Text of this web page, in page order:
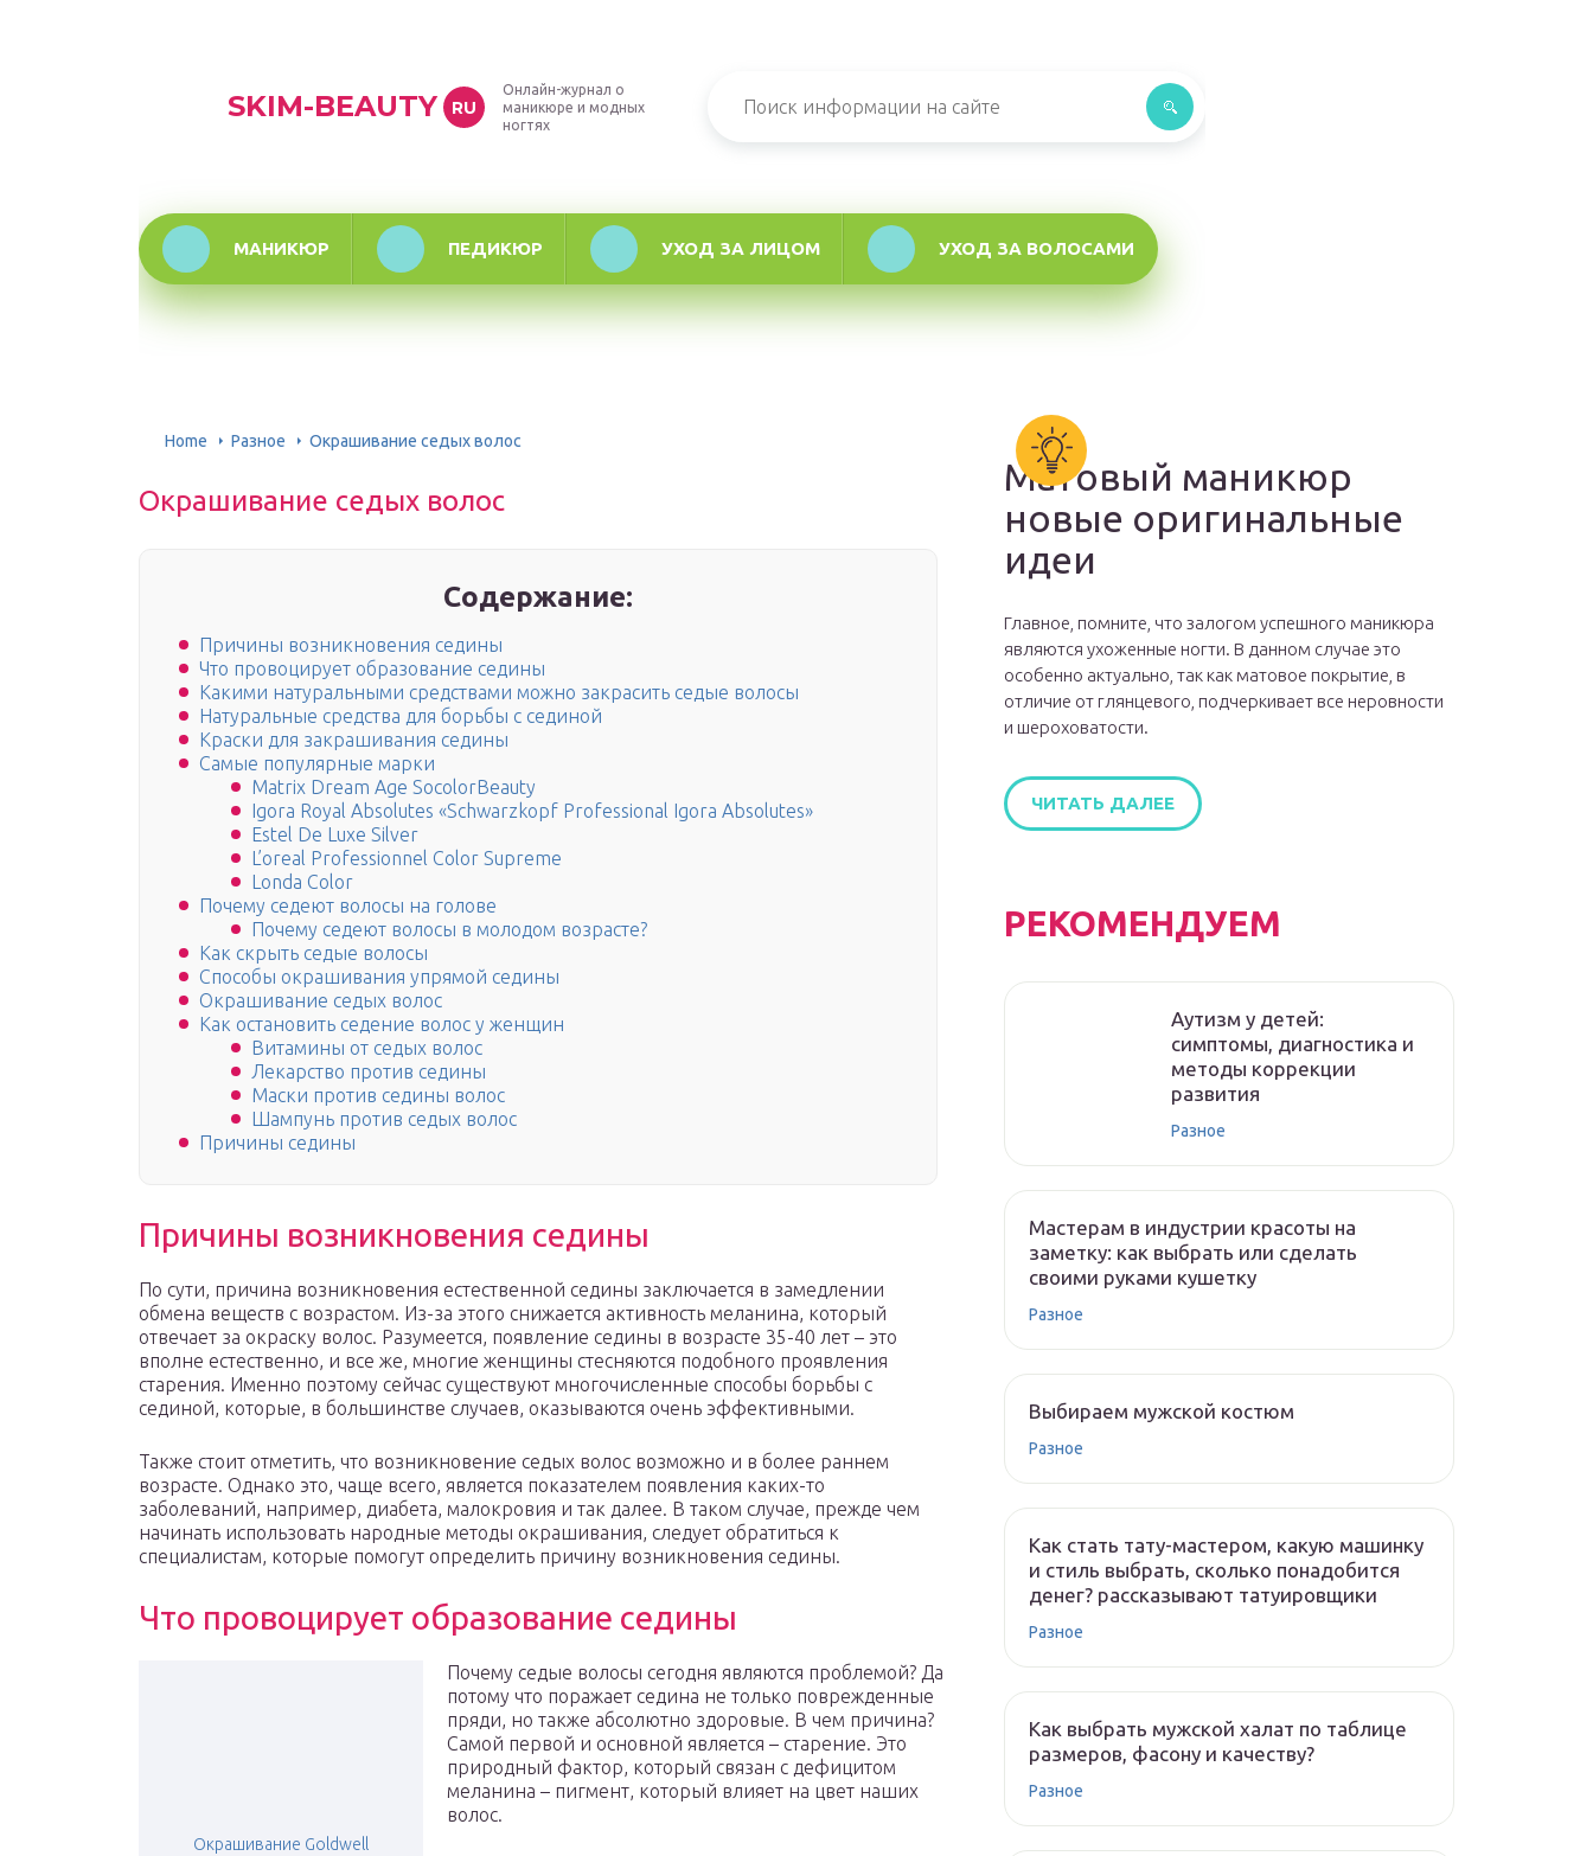
SKIM-BEAUTY RU
Онлайн-журнал о
маникюре и модных
ногтях
МАНИКЮР ПЕДИКЮР УХОД ЗА ЛИЦОМ УХОД ЗА ВОЛОСАМИ
Home Разное Окрашивание седых волос
Окрашивание седых волос
Содержание:
Причины возникновения седины
Что провоцирует образование седины
Какими натуральными средствами можно закрасить седые волосы
Натуральные средства для борьбы с сединой
Краски для закрашивания седины
Самые популярные марки
Matrix Dream Age SocolorBeauty
Igora Royal Absolutes «Schwarzkopf Professional Igora Absolutes»
Estel De Luxe Silver
L’oreal Professionnel Color Supreme
Londa Color
Почему седеют волосы на голове
Почему седеют волосы в молодом возрасте?
Как скрыть седые волосы
Способы окрашивания упрямой седины
Окрашивание седых волос
Как остановить седение волос у женщин
Витамины от седых волос
Лекарство против седины
Маски против седины волос
Шампунь против седых волос
Причины седины
Причины возникновения седины
По сути, причина возникновения естественной седины заключается в замедлении
обмена веществ с возрастом. Из-за этого снижается активность меланина, который
отвечает за окраску волос. Разумеется, появление седины в возрасте 35-40 лет – это
вполне естественно, и все же, многие женщины стесняются подобного проявления
старения. Именно поэтому сейчас существуют многочисленные способы борьбы с
сединой, которые, в большинстве случаев, оказываются очень эффективными.
Также стоит отметить, что возникновение седых волос возможно и в более раннем
возрасте. Однако это, чаще всего, является показателем появления каких-то
заболеваний, например, диабета, малокровия и так далее. В таком случае, прежде чем
начинать использовать народные методы окрашивания, следует обратиться к
специалистам, которые помогут определить причину возникновения седины.
Что провоцирует образование седины
Окрашивание Goldwell
Почему седые волосы сегодня являются проблемой? Да
потому что поражает седина не только поврежденные
пряди, но также абсолютно здоровые. В чем причина?
Самой первой и основной является – старение. Это
природный фактор, который связан с дефицитом
меланина – пигмент, который влияет на цвет наших
волос.
Матовый маникюр
новые оригинальные
идеи
Главное, помните, что залогом успешного маникюра
являются ухоженные ногти. В данном случае это
особенно актуально, так как матовое покрытие, в
отличие от глянцевого, подчеркивает все неровности
и шероховатости.
ЧИТАТЬ ДАЛЕЕ
РЕКОМЕНДУЕМ
Аутизм у детей:
симптомы, диагностика и
методы коррекции
развития
Разное
Мастерам в индустрии красоты на
заметку: как выбрать или сделать
своими руками кушетку
Разное
Выбираем мужской костюм
Разное
Как стать тату-мастером, какую машинку
и стиль выбрать, сколько понадобится
денег? рассказывают татуировщики
Разное
Как выбрать мужской халат по таблице
размеров, фасону и качеству?
Разное